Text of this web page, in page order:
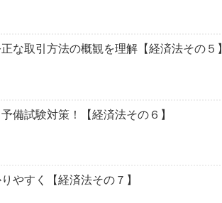
な取引方法の概観を理解【経済法その５】
備試験対策！【経済法その６】
やすく【経済法その７】